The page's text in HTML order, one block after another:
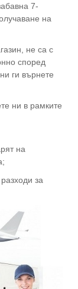
7-
на
не са с
според
ги върнете
ни в рамките
на
за